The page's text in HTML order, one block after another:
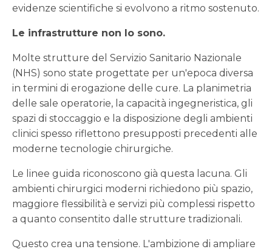
evidenze scientifiche si evolvono a ritmo sostenuto.
Le infrastrutture non lo sono.
Molte strutture del Servizio Sanitario Nazionale
(NHS) sono state progettate per un'epoca diversa
in termini di erogazione delle cure. La planimetria
delle sale operatorie, la capacità ingegneristica, gli
spazi di stoccaggio e la disposizione degli ambienti
clinici spesso riflettono presupposti precedenti alle
moderne tecnologie chirurgiche.
Le linee guida riconoscono già questa lacuna. Gli
ambienti chirurgici moderni richiedono più spazio,
maggiore flessibilità e servizi più complessi rispetto
a quanto consentito dalle strutture tradizionali.
Questo crea una tensione. L'ambizione di ampliare